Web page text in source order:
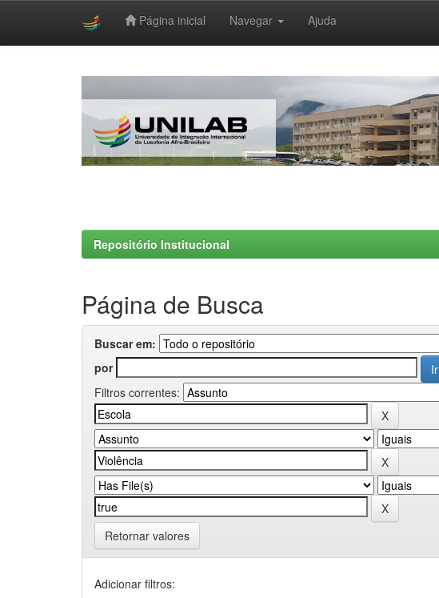
Página inicial Navegar Ajuda
Repositório Institucional
Página de Busca
Buscar em:
por
Filtros correntes:
Retornar valores
Adicionar filtros: